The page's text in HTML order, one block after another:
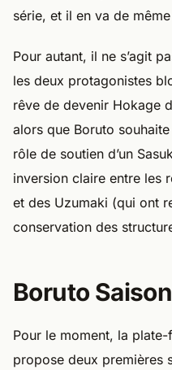
série, et il en va de
Pour autant, il ne s’agit
les deux protagonistes
rêve de devenir Hokage
alors que Boruto
rôle de soutien d’un
inversion claire entre les
et des Uzumaki (qui ont
conservation des
Boruto
Pour le moment, la
propose deux premières